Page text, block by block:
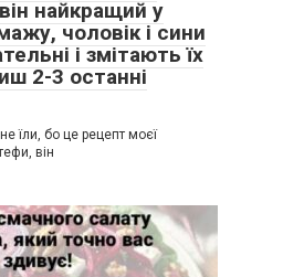
найкращий у
чоловік і сини
і змітають їх
2-3 останні
їли, бо це рецепт моєї
він